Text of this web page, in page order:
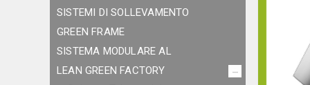
SISTEMI DI SOLLEVAMENTO
GREEN FRAME
SISTEMA MODULARE AL
LEAN GREEN FACTORY